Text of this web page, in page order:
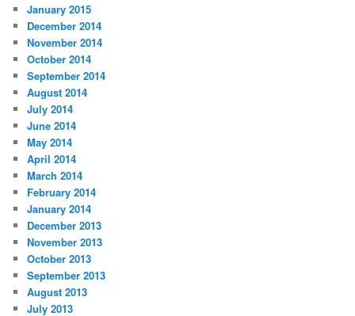
January 2015
December 2014
November 2014
October 2014
September 2014
August 2014
July 2014
June 2014
May 2014
April 2014
March 2014
February 2014
January 2014
December 2013
November 2013
October 2013
September 2013
August 2013
July 2013